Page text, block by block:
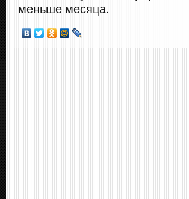
меньше месяца.